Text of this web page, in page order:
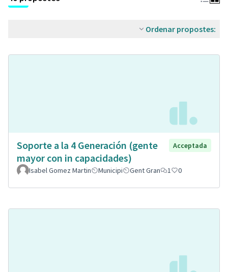
Ordenar propostes:
Soporte a la 4 Generación (gente
mayor con in capacidades)
Acceptada
Isabel Gomez Martin Municipi Gent Gran 1 0